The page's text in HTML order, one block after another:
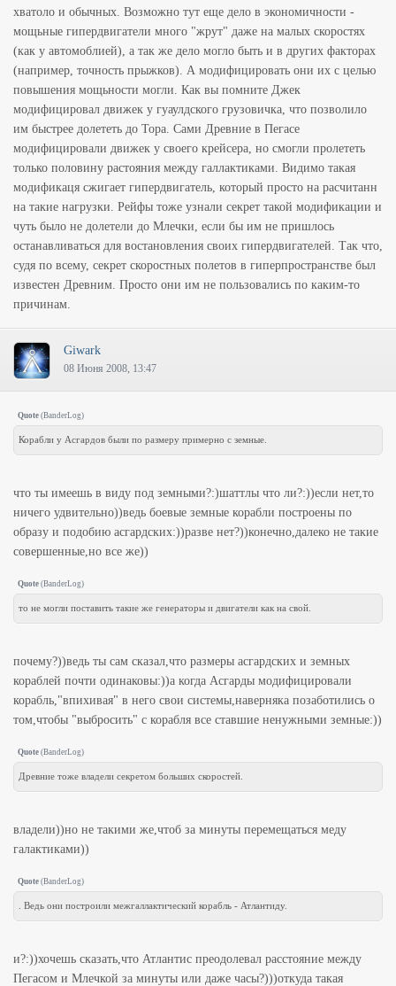
хватоло и обычных. Возможно тут еще дело в экономичности -
мощьные гипердвигатели много "жрут" даже на малых скоростях
(как у автомоблией), а так же дело могло быть и в других факторах
(например, точность прыжков). А модифицировать они их с целью
повышения мощьности могли. Как вы помните Джек
модифицировал движек у гуаулдского грузовичка, что позволило
им быстрее долететь до Тора. Сами Древние в Пегасе
модифицировали движек у своего крейсера, но смогли пролететь
только половину растояния между галлактиками. Видимо такая
модификаця сжигает гипердвигатель, который просто на расчитанн
на такие нагрузки. Рейфы тоже узнали секрет такой модификации и
чуть было не долетели до Млечки, если бы им не пришлось
останавливаться для востановления своих гипердвигателей. Так что,
судя по всему, секрет скоростных полетов в гиперпространстве был
известен Древним. Просто они им не пользовались по каким-то
причинам.
Giwark
08 Июня 2008, 13:47
Quote (BanderLog)
Корабли у Асгардов были по размеру примерно с земные.
что ты имеешь в виду под земными?:)шаттлы что ли?:))если нет,то
ничего удвительно))ведь боевые земные корабли построены по
образу и подобию асгардских:))разве нет?))конечно,далеко не такие
совершенные,но все же))
Quote (BanderLog)
то не могли поставить такие же генераторы и двигатели как на свой.
почему?))ведь ты сам сказал,что размеры асгардских и земных
кораблей почти одинаковы:))а когда Асгарды модифицировали
корабль,"впихивая" в него свои системы,наверняка позаботились о
том,чтобы "выбросить" с корабля все ставшие ненужными земные:))
Quote (BanderLog)
Древние тоже владели секретом больших скоростей.
владели))но не такими же,чтоб за минуты перемещаться меду
галактиками))
Quote (BanderLog)
. Ведь они построили межгаллактический корабль - Атлантиду.
и?:))хочешь сказать,что Атлантис преодолевал расстояние между
Пегасом и Млечкой за минуты или даже часы?)))откуда такая